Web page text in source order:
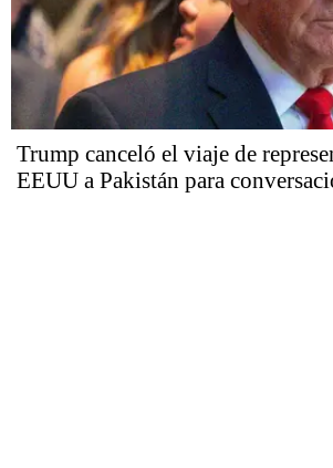
Trump canceló el viaje de
EEUU a Pakistán para